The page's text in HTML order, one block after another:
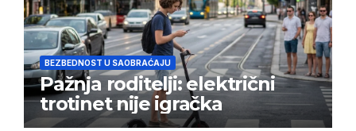
BEZBEDNOST U SAOBRAĆAJU
Pažnja roditelji: električni
trotinet nije igračka